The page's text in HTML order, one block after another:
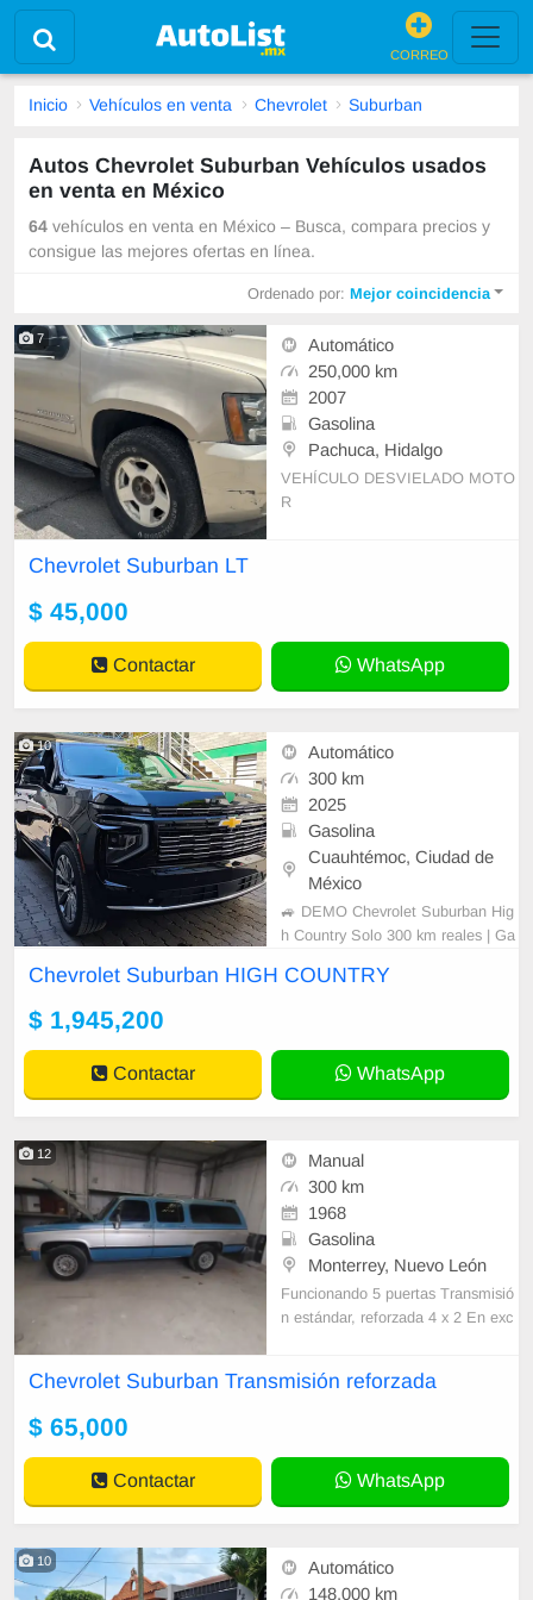
CORREO
Inicio Vehículos en venta Chevrolet Suburban
Autos Chevrolet Suburban Vehículos usados
en venta en México
64 vehículos en venta en México – Busca, compara precios y
consigue las mejores ofertas en línea.
Ordenado por:Mejor coincidencia
7
Automático
250,000 km
2007
Gasolina
Pachuca, Hidalgo
VEHÍCULO DESVIELADO MOTO
R
Chevrolet Suburban LT
$ 45,000
Contactar WhatsApp
10
Automático
300 km
2025
Gasolina
Cuauhtémoc, Ciudad de
México
🚙 DEMO Chevrolet Suburban Hig
h Country Solo 300 km reales | Ga
agencia, practicamente nueva. Ver
e, sin uso comercial. Facturable, d
ocumentación en r
Chevrolet Suburban HIGH COUNTRY
$ 1,945,200
Contactar WhatsApp
12
Manual
300 km
1968
Gasolina
Monterrey, Nuevo León
Funcionando 5 puertas Transmisió
n estándar, reforzada 4 x 2 En exc
Nuevo León dadas de baja, Con tir
Chevrolet Suburban Transmisión reforzada
$ 65,000
Contactar WhatsApp
10
Automático
148,000 km